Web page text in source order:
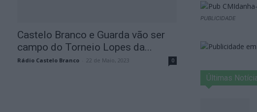
Castelo Branco e Guarda vão ser
campo do Torneio Lopes da...
Rádio Castelo Branco 22 de Maio, 2023 0
PUBLICIDADE
Últimas